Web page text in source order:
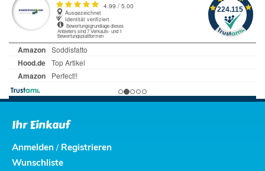
Ihr Einkauf
Anmelden / Registrieren
Wunschliste